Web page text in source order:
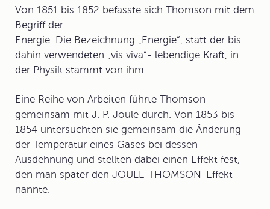
Von 1851 bis 1852 befasste sich Thomson mit dem
Begriff der
Energie. Die Bezeichnung „Energie“, statt der bis
dahin verwendeten „vis viva“- lebendige Kraft, in
der Physik stammt von ihm.
Eine Reihe von Arbeiten führte Thomson
gemeinsam mit J. P. Joule durch. Von 1853 bis
1854 untersuchten sie gemeinsam die Änderung
der Temperatur eines Gases bei dessen
Ausdehnung und stellten dabei einen Effekt fest,
den man später den JOULE-THOMSON-Effekt
nannte.